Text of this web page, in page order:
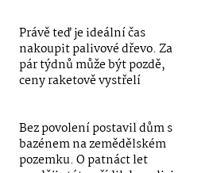
Právě teď je ideální čas
nakoupit palivové dřevo. Za
pár týdnů může být pozdě,
ceny raketově vystřelí
Bez povolení postavil dům s
bazénem na zemědělském
pozemku. O patnáct let